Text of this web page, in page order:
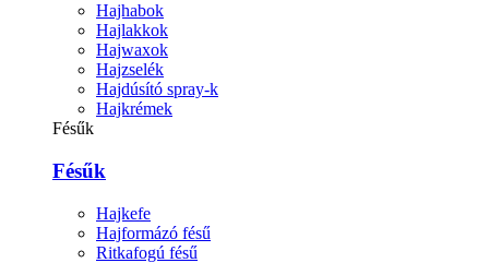
Hajhabok
Hajlakkok
Hajwaxok
Hajzselék
Hajdúsító spray-k
Hajkrémek
Fésűk
Fésűk
Hajkefe
Hajformázó fésű
Ritkafogú fésű